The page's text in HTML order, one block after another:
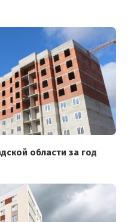
области за год